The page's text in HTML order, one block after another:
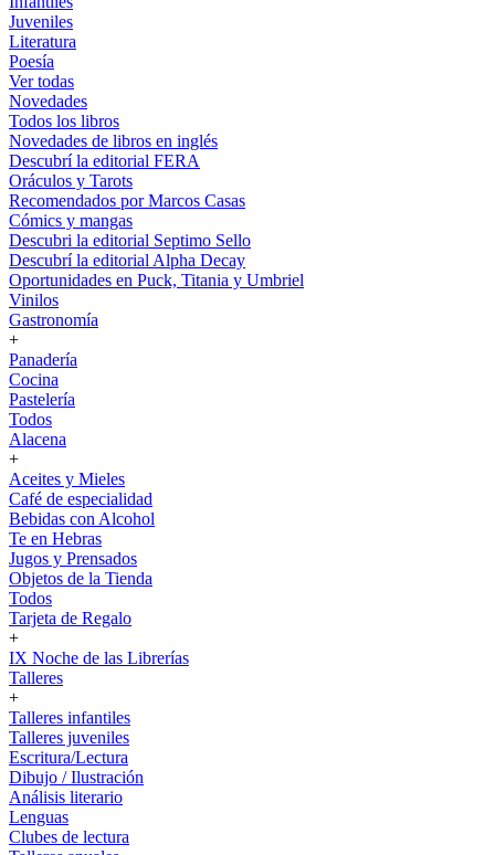
Juveniles
Literatura
Poesía
Ver todas
Novedades
Todos los libros
Novedades de libros en inglés
Descubrí la editorial FERA
Oráculos y Tarots
Recomendados por Marcos Casas
Cómics y mangas
Descubri la editorial Septimo Sello
Descubrí la editorial Alpha Decay
Oportunidades en Puck, Titania y Umbriel
Vinilos
Gastronomía
+
Panadería
Cocina
Pastelería
Todos
Alacena
+
Aceites y Mieles
Café de especialidad
Bebidas con Alcohol
Te en Hebras
Jugos y Prensados
Objetos de la Tienda
Todos
Tarjeta de Regalo
+
IX Noche de las Librerías
Talleres
+
Talleres infantiles
Talleres juveniles
Escritura/Lectura
Dibujo / Ilustración
Análisis literario
Lenguas
Clubes de lectura